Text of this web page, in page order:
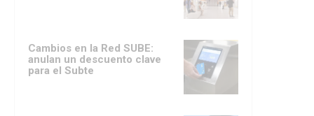
Cambios en la Red SUBE:
anulan un descuento clave
para el Subte